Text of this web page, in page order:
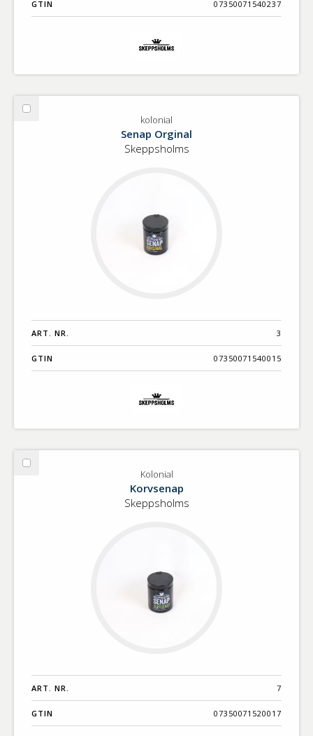
GTIN 07350071540237
Välj
kolonial
Senap Orginal
Skeppsholms
ART. NR. 3
GTIN 07350071540015
Välj
Kolonial
Korvsenap
Skeppsholms
ART. NR. 7
GTIN 07350071520017